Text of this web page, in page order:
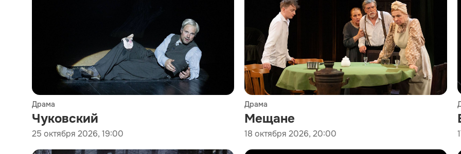
Драма
Чуковский
25 октября 2026, 19:00
Драма
Мещане
18 октября 2026, 20:00